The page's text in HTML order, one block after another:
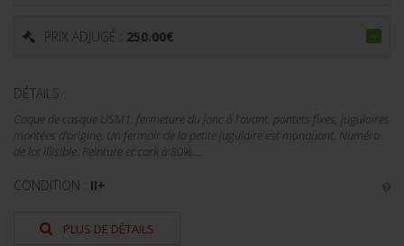
PRIX ADJUGÉ : 250.00€
DÉTAILS :
Coque de casque USM1, fermeture du jonc à l'avant, pontets fixes, jugulaires
montées d'origine. Un fermoir de la petite jugulaire est manquant. Numéro
de lot illisible. Peinture et cork à 80%....
CONDITION : II+
PLUS DE DÉTAILS